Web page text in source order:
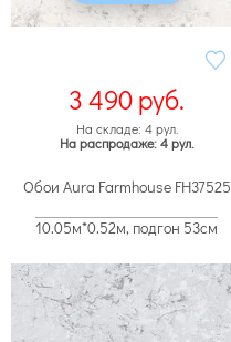
3 490руб.
На складе: 4 рул.
На распродаже: 4 рул.
Обои Aura Farmhouse FH37525
10.05м*0.52м, подгон 53см